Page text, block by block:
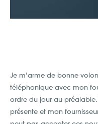
Je m’arme de bonne
téléphonique avec mon
ordre du jour au
présente et mon